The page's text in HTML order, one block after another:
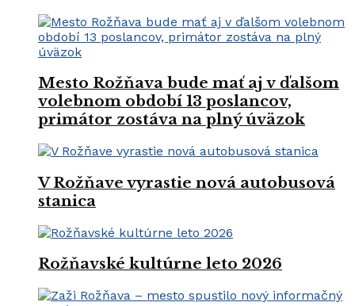
Mesto Rožňava bude mať aj v ďalšom
volebnom období 13 poslancov,
primátor zostáva na plný úväzok
V Rožňave vyrastie nová autobusová
stanica
Rožňavské kultúrne leto 2026